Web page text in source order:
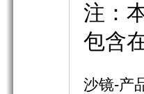
注：
包含
沙镜-产